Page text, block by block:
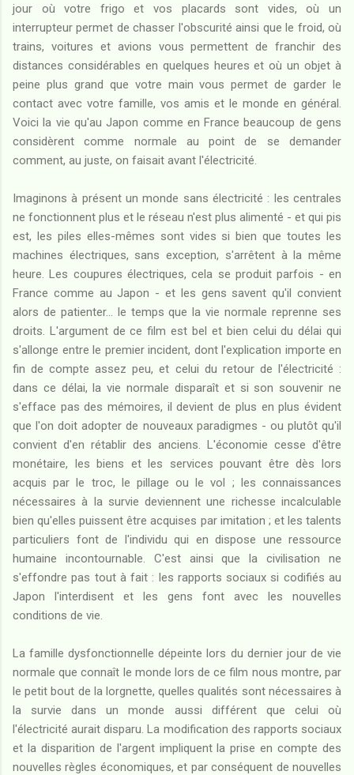
jour où votre frigo et vos placards sont vides, où un
interrupteur permet de chasser l'obscurité ainsi que le froid, où
trains, voitures et avions vous permettent de franchir des
distances considérables en quelques heures et où un objet à
peine plus grand que votre main vous permet de garder le
contact avec votre famille, vos amis et le monde en général.
Voici la vie qu'au Japon comme en France beaucoup de gens
considèrent comme normale au point de se demander
comment, au juste, on faisait avant l'électricité.
Imaginons à présent un monde sans électricité : les centrales
ne fonctionnent plus et le réseau n'est plus alimenté - et qui pis
est, les piles elles-mêmes sont vides si bien que toutes les
machines électriques, sans exception, s'arrêtent à la même
heure. Les coupures électriques, cela se produit parfois - en
France comme au Japon - et les gens savent qu'il convient
alors de patienter... le temps que la vie normale reprenne ses
droits. L'argument de ce film est bel et bien celui du délai qui
s'allonge entre le premier incident, dont l'explication importe en
fin de compte assez peu, et celui du retour de l'électricité :
dans ce délai, la vie normale disparaît et si son souvenir ne
s'efface pas des mémoires, il devient de plus en plus évident
que l'on doit adopter de nouveaux paradigmes - ou plutôt qu'il
convient d'en rétablir des anciens. L'économie cesse d'être
monétaire, les biens et les services pouvant être dès lors
acquis par le troc, le pillage ou le vol ; les connaissances
nécessaires à la survie deviennent une richesse incalculable
bien qu'elles puissent être acquises par imitation ; et les talents
particuliers font de l'individu qui en dispose une ressource
humaine incontournable. C'est ainsi que la civilisation ne
s'effondre pas tout à fait : les rapports sociaux si codifiés au
Japon l'interdisent et les gens font avec les nouvelles
conditions de vie.
La famille dysfonctionnelle dépeinte lors du dernier jour de vie
normale que connaît le monde lors de ce film nous montre, par
le petit bout de la lorgnette, quelles qualités sont nécessaires à
la survie dans un monde aussi différent que celui où
l'électricité aurait disparu. La modification des rapports sociaux
et la disparition de l'argent impliquent la prise en compte des
nouvelles règles économiques, et par conséquent de nouvelles